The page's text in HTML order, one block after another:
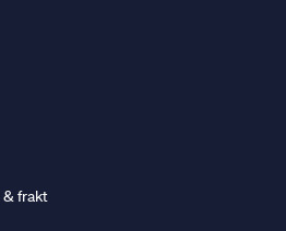
& frakt